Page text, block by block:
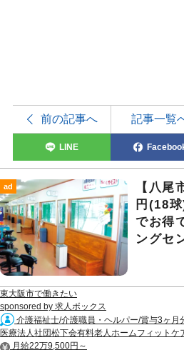
前の記事へ 記事一覧
LINE
ad
【八尾
円(18
でお得
ングセ
東大阪市で働きたい
sponsored by 求人ボックス
介護福祉士/介護職員・ヘルパー/賞与3ヶ月
医療法人社団松下会有料老人ホームフィットケ
月給22万9,500円～